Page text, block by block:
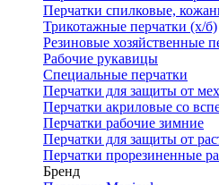
Перчатки спилковые,
Трикотажные перчатки (х/б)
Резиновые хозяйственные
Рабочие рукавицы
Специальные перчатки
Перчатки для защиты от
Перчатки акриловые со
Перчатки рабочие зимние
Перчатки для защиты от
Перчатки прорезиненные
Бренд